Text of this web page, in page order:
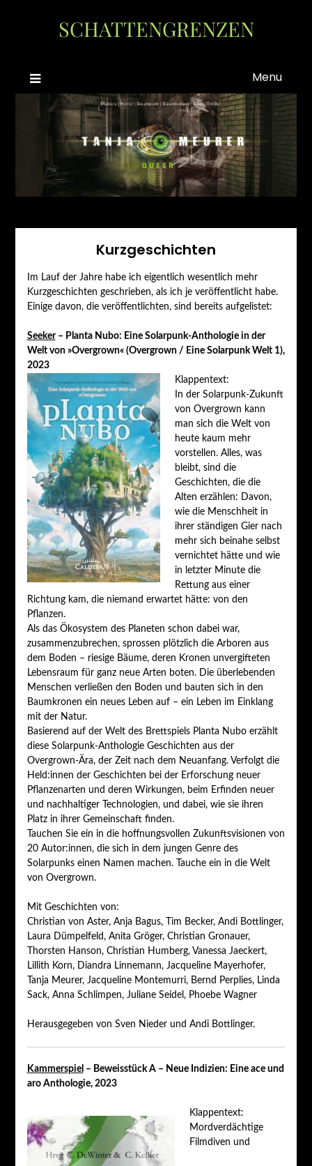
SCHATTENGRENZEN
Menu
Kurzgeschichten
Im Lauf der Jahre habe ich eigentlich wesentlich mehr
Kurzgeschichten geschrieben, als ich je veröffentlicht habe.
Einige davon, die veröffentlichten, sind bereits aufgelistet:
Seeker– Planta Nubo: Eine Solarpunk-Anthologie in der
Welt von »Overgrown« (Overgrown / Eine Solarpunk Welt 1),
2023
Klappentext:
In der Solarpunk-Zukunft
von Overgrown kann
man sich die Welt von
heute kaum mehr
vorstellen. Alles, was
bleibt, sind die
Geschichten, die die
Alten erzählen: Davon,
wie die Menschheit in
ihrer ständigen Gier nach
mehr sich beinahe selbst
vernichtet hätte und wie
in letzter Minute die
Rettung aus einer
Richtung kam, die niemand erwartet hätte: von den
Pflanzen.
Als das Ökosystem des Planeten schon dabei war,
zusammenzubrechen, sprossen plötzlich die Arboren aus
dem Boden – riesige Bäume, deren Kronen unvergifteten
Lebensraum für ganz neue Arten boten. Die überlebenden
Menschen verließen den Boden und bauten sich in den
Baumkronen ein neues Leben auf – ein Leben im Einklang
mit der Natur.
Basierend auf der Welt des Brettspiels Planta Nubo erzählt
diese Solarpunk-Anthologie Geschichten aus der
Overgrown-Ära, der Zeit nach dem Neuanfang. Verfolgt die
Held:innen der Geschichten bei der Erforschung neuer
Pflanzenarten und deren Wirkungen, beim Erfinden neuer
und nachhaltiger Technologien, und dabei, wie sie ihren
Platz in ihrer Gemeinschaft finden.
Tauchen Sie ein in die hoffnungsvollen Zukunftsvisionen von
20 Autor:innen, die sich in dem jungen Genre des
Solarpunks einen Namen machen. Tauche ein in die Welt
von Overgrown.
Mit Geschichten von:
Christian von Aster, Anja Bagus, Tim Becker, Andi Bottlinger,
Laura Dümpelfeld, Anita Gröger, Christian Gronauer,
Thorsten Hanson, Christian Humberg, Vanessa Jaeckert,
Lillith Korn, Diandra Linnemann, Jacqueline Mayerhofer,
Tanja Meurer, Jacqueline Montemurri, Bernd Perplies, Linda
Sack, Anna Schlimpen, Juliane Seidel, Phoebe Wagner
Herausgegeben von Sven Nieder und Andi Bottlinger.
Kammerspiel – Beweisstück A – Neue Indizien: Eine ace und
aro Anthologie, 2023
Klappentext:
Mordverdächtige
Filmdiven und